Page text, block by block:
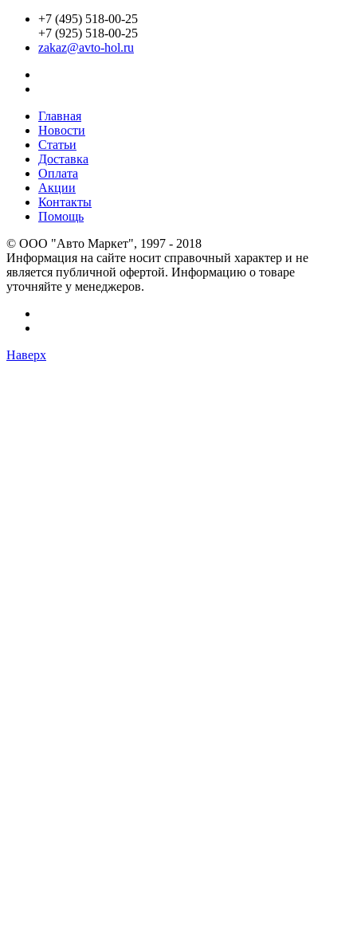
+7 (495) 518-00-25
+7 (925) 518-00-25
zakaz@avto-hol.ru
Главная
Новости
Статьи
Доставка
Оплата
Акции
Контакты
Помощь
© OOO "Авто Маркет", 1997 - 2018
Информация на сайте носит справочный характер и не
является публичной офертой. Информацию о товаре
уточняйте у менеджеров.
Наверх